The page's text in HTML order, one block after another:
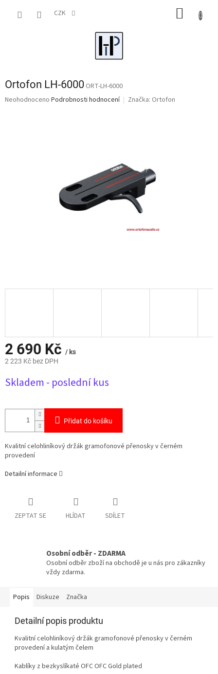
CZK
Ortofon LH-6000 ORT-LH-6000
Průměrné
Neohodnoceno Podrobnosti hodnocení Značka: Ortofon
2 690 Kč / ks
2 223 Kč bez DPH
cena:
Skladem - poslední kus
Přidat do košíku
Kvalitní celohliníkový držák gramofonové přenosky v černém
provedení
Detailní informace
ZEPTAT SE HLÍDAT SDÍLET
Osobní odběr - ZDARMA
Osobní odběr zboží na obchodě je u nás pro zákazníky
vždy zdarma.
Popis Diskuze Značka
Detailní popis produktu
Kvalitní celohliníkový držák gramofonové přenosky v černém
provedení a kulatým čelem
Kablíky z bezkyslíkaté OFC OFC Gold plated